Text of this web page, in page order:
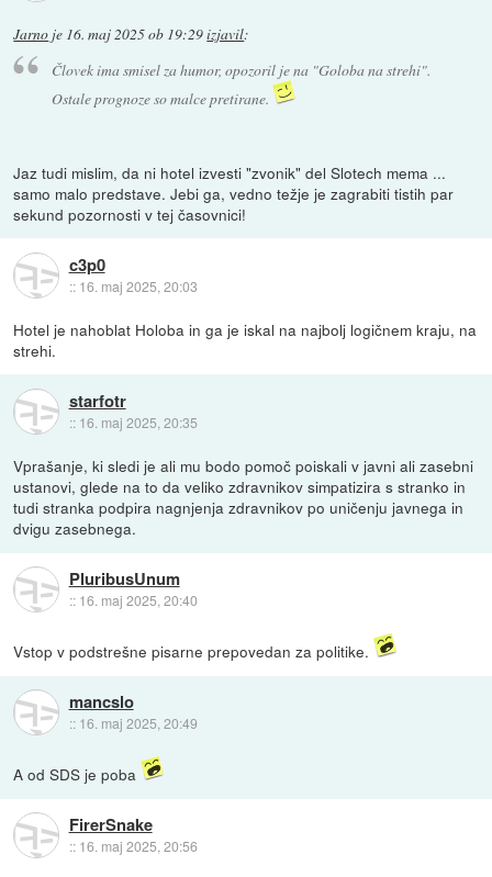
Jarno je 16. maj 2025 ob 19:29izjavil:
Človek ima smisel za humor, opozoril je na "Goloba na strehi".
Ostale prognoze so malce pretirane.
Jaz tudi mislim, da ni hotel izvesti "zvonik" del Slotech mema ...
samo malo predstave. Jebi ga, vedno težje je zagrabiti tistih par
sekund pozornosti v tej časovnici!
c3p0
:: 16. maj 2025, 20:03
Hotel je nahoblat Holoba in ga je iskal na najbolj logičnem kraju, na
strehi.
starfotr
:: 16. maj 2025, 20:35
Vprašanje, ki sledi je ali mu bodo pomoč poiskali v javni ali zasebni
ustanovi, glede na to da veliko zdravnikov simpatizira s stranko in
tudi stranka podpira nagnjenja zdravnikov po uničenju javnega in
dvigu zasebnega.
PluribusUnum
:: 16. maj 2025, 20:40
Vstop v podstrešne pisarne prepovedan za politike.
mancslo
:: 16. maj 2025, 20:49
A od SDS je poba
FirerSnake
:: 16. maj 2025, 20:56